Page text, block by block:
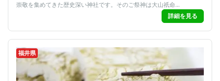
崇敬を集めてきた歴史深い神社です。そのご祭神は大山祇命...
詳細を見る
福井県